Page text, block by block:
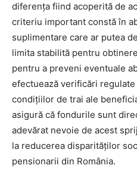
diferența fiind acoperită de
criteriu important constă în
suplimentare care ar putea
limita stabilită pentru
pentru a preveni eventuale
efectuează verificări
condițiilor de trai ale
asigură că fondurile sunt
adevărat nevoie de acest
la reducerea disparităților
pensionarii din România.